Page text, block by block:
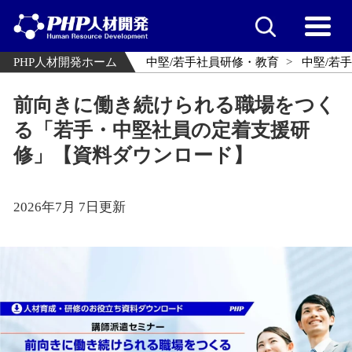
PHP人材開発ホーム 中堅/若手社員研修・教育 中堅/若
前向きに働き続けられる職場をつく
る「若手・中堅社員の定着支援研
修」【資料ダウンロード】
2026年7月 7日更新